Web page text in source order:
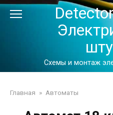
Перейти
Схемы и монтаж
Главная » Автоматы